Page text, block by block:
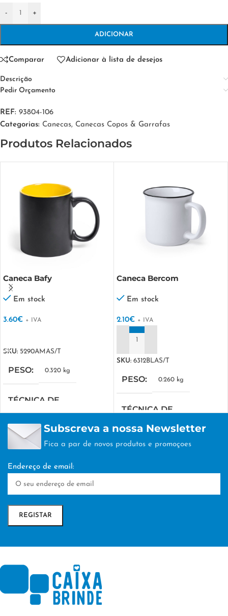
- +
ADICIONAR
Comparar Adicionar à lista de desejos
Descrição
Pedir Orçamento
REF: 93804-106
Categorias: Canecas, Canecas Copos & Garrafas
Produtos Relacionados
Caneca Bafy
Em stock
3.60€ + IVA
SKU: 5290AMAS/T
PESO 0.320 kg
TÉCNICA DE
PERSONALIZAÇÃO
DTF/Serigrafia
Caneca Bercom
Em stock
2.10€ + IVA
SKU: 6312BLAS/T
PESO 0.260 kg
TÉCNICA DE
DTF/Serigrafia
Subscreva a nossa Newsletter
Fica a par de novos produtos e promoçoes
Endereço de email: